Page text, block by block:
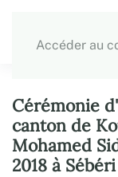
Accéder au
Cérémonie
canton de
Mohamed
2018 à